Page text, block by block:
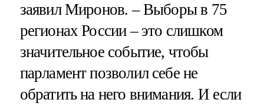
заявил Миронов. – Выборы в 75
регионах России – это слишком
значительное событие, чтобы
парламент позволил себе не
обратить на него внимания. И если